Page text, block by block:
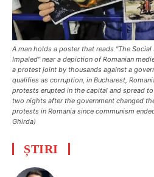
A man holds a poster that reads "The Social
Impaled" near a depiction of Romanian
a protest joint by thousands against a
qualifies as corruption, in Bucharest,
protests erupted in the capital and spread
two nights after the government changed
protests in Romania since communism
Ghirda)
ȘTIRI